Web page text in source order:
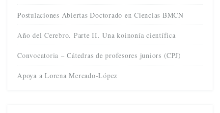
Postulaciones Abiertas Doctorado en Ciencias BMCN
Año del Cerebro. Parte II. Una koinonía científica
Convocatoria – Cátedras de profesores juniors (CPJ)
Apoya a Lorena Mercado-López